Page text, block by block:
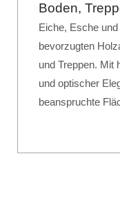
Boden,
Eiche, Esche
bevorzugten
und Treppen. Mit
und optischer
beanspruchte